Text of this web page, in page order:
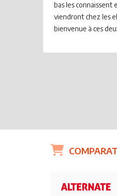
bas les connaissent
viendront chez les
bienvenue à ces